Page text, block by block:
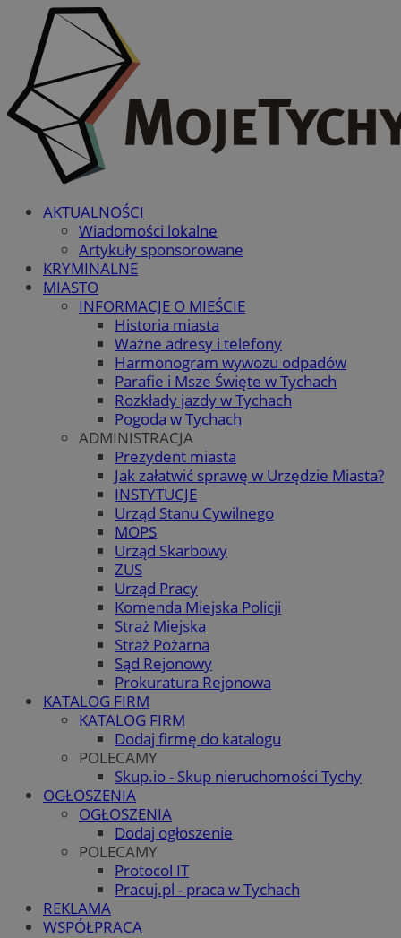
AKTUALNOŚCI
Wiadomości lokalne
Artykuły sponsorowane
KRYMINALNE
MIASTO
INFORMACJE O MIEŚCIE
Historia miasta
Ważne adresy i telefony
Harmonogram wywozu odpadów
Parafie i Msze Święte w Tychach
Rozkłady jazdy w Tychach
Pogoda w Tychach
ADMINISTRACJA
Prezydent miasta
Jak załatwić sprawę w Urzędzie Miasta?
INSTYTUCJE
Urząd Stanu Cywilnego
MOPS
Urząd Skarbowy
ZUS
Urząd Pracy
Komenda Miejska Policji
Straż Miejska
Straż Pożarna
Sąd Rejonowy
Prokuratura Rejonowa
KATALOG FIRM
KATALOG FIRM
Dodaj firmę do katalogu
POLECAMY
Skup.io - Skup nieruchomości Tychy
OGŁOSZENIA
OGŁOSZENIA
Dodaj ogłoszenie
POLECAMY
Protocol IT
Pracuj.pl - praca w Tychach
REKLAMA
WSPÓŁPRACA